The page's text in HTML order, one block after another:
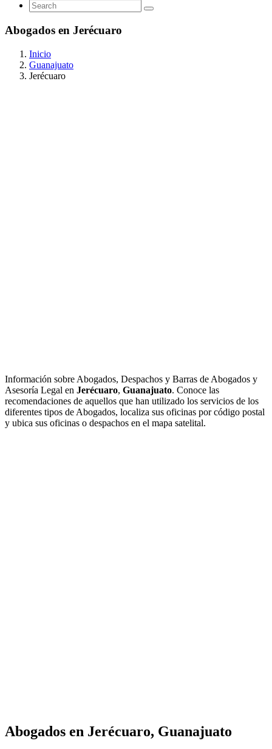
Abogados en Jerécuaro
Inicio
Guanajuato
Jerécuaro
Información sobre Abogados, Despachos y Barras de Abogados y
Asesoría Legal en Jerécuaro, Guanajuato. Conoce las
recomendaciones de aquellos que han utilizado los servicios de los
diferentes tipos de Abogados, localiza sus oficinas por código postal
y ubica sus oficinas o despachos en el mapa satelital.
Abogados en Jerécuaro, Guanajuato